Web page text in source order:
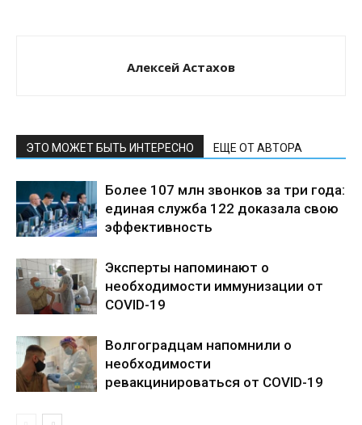
Алексей Астахов
ЭТО МОЖЕТ БЫТЬ ИНТЕРЕСНО ЕЩЕ ОТ АВТОРА
Более 107 млн звонков за три года:
единая служба 122 доказала свою
эффективность
Эксперты напоминают о
необходимости иммунизации от
COVID-19
Волгоградцам напомнили о
необходимости
ревакцинироваться от COVID-19